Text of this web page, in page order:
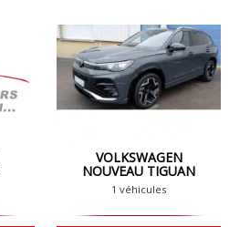
VOLKSWAGEN
NOUVEAU TIGUAN
1 véhicules